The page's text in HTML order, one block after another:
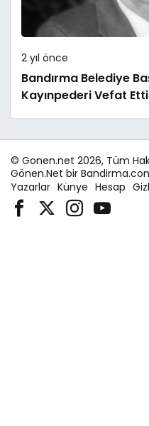
2 yıl önce
Bandırma Belediye
Kayınpederi Vefat Etti
© Gonen.net 2026, Tüm
Gönen.Net bir
Yazarlar Künye Hesap